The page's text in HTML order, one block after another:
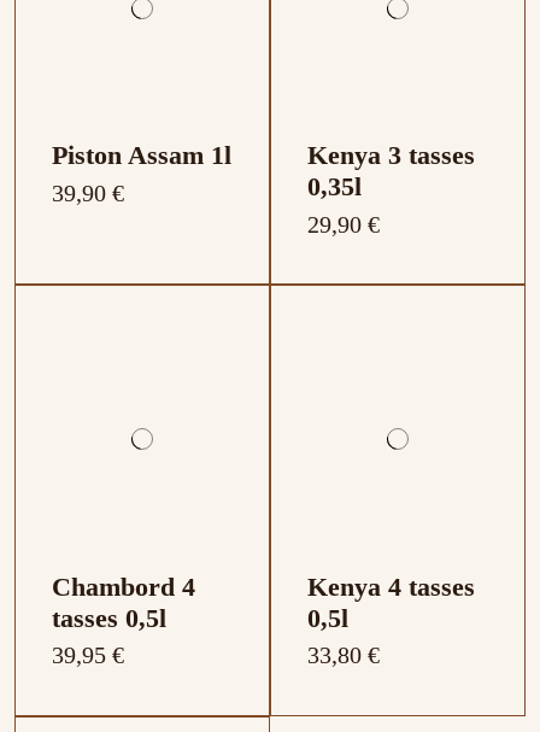
Piston Assam 1l
39,90 €
Kenya 3 tasses
0,35l
29,90 €
Chambord 4
tasses 0,5l
39,95 €
Kenya 4 tasses
0,5l
33,80 €